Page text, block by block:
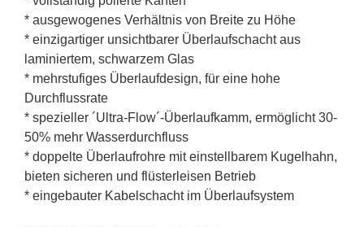
* ausgewogenes Verhältnis von Breite zu Höhe
* einzigartiger unsichtbarer Überlaufschacht aus
laminiertem, schwarzem Glas
* mehrstufiges Überlaufdesign, für eine hohe
Durchflussrate
* spezieller ´Ultra-Flow´-Überlaufkamm, ermöglicht 30-
50% mehr Wasserdurchfluss
* doppelte Überlaufrohre mit einstellbarem Kugelhahn,
bieten sicheren und flüsterleisen Betrieb
* eingebauter Kabelschacht im Überlaufsystem